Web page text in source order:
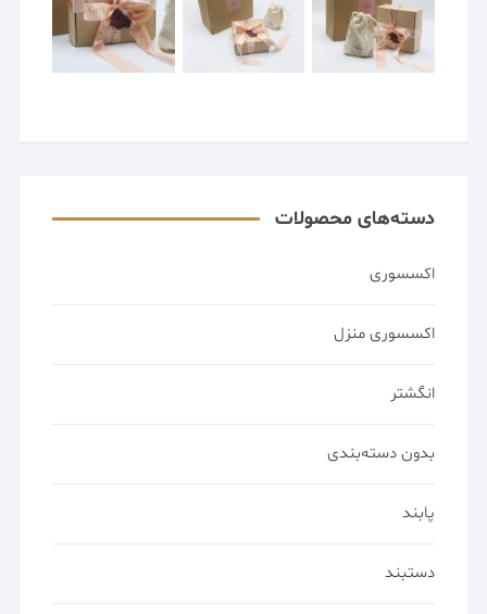
دسته‌های محصولات
اکسسوری
اکسسوری منزل
انگشتر
بدون دسته‌بندی
پابند
دستبند